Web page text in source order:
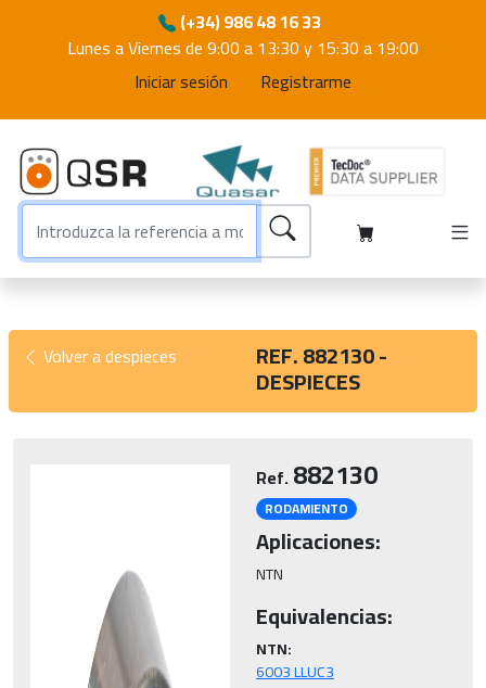
(+34) 986 48 16 33
Lunes a Viernes de 9:00 a 13:30 y 15:30 a 19:00
Iniciar sesión
Registrarme
Volver a despieces REF. 882130 -
DESPIECES
Ref.882130
RODAMIENTO
Aplicaciones:
NTN
Equivalencias:
NTN:
6003 LLUC3